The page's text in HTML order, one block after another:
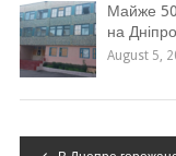
Майже 50
на
August 5,